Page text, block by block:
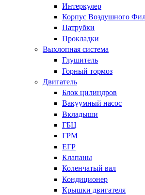
Интеркулер
Корпус Воздушного
Патрубки
Прокладки
Выхлопная система
Глушитель
Горный тормоз
Двигатель
Блок цилиндров
Вакуумный насос
Вкладыши
ГБЦ
ГРМ
ЕГР
Клапаны
Коленчатый вал
Кондиционер
Крышки двигателя